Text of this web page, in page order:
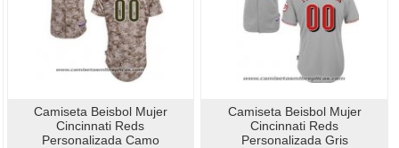
Camiseta Beisbol Mujer
Cincinnati Reds
Personalizada Camo
Camiseta Beisbol Mujer
Cincinnati Reds
Personalizada Gris